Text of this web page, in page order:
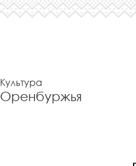
Культура
Оренбуржья